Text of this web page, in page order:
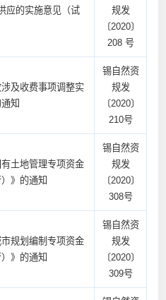
应的实施意见（试
规发
〔2020〕
208 号
及收费事项调整实
知
锡自然资
规发
〔2020〕
210号
土地管理专项资金
》的通知
锡自然资
规发
〔2020〕
308号
规划编制专项资金
》的通知
锡自然资
规发
〔2020〕
309号